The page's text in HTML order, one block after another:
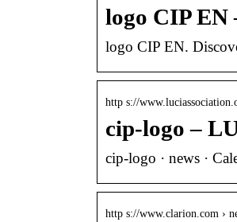
logo CIP
logo CIP EN.
http s://
cip-logo –
cip-logo · news ·
http s://www.clarion.com ›